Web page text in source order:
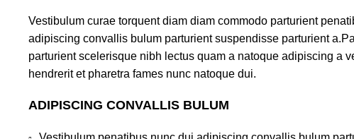
Vestibulum curae torquent diam diam commodo parturient
adipiscing convallis bulum parturient suspendisse parturient
parturient scelerisque nibh lectus quam a natoque adipiscing a
hendrerit et pharetra fames nunc natoque dui.
ADIPISCING CONVALLIS BULUM